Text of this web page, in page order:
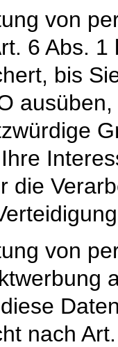
von
6 Abs.
bis
die
von
nach